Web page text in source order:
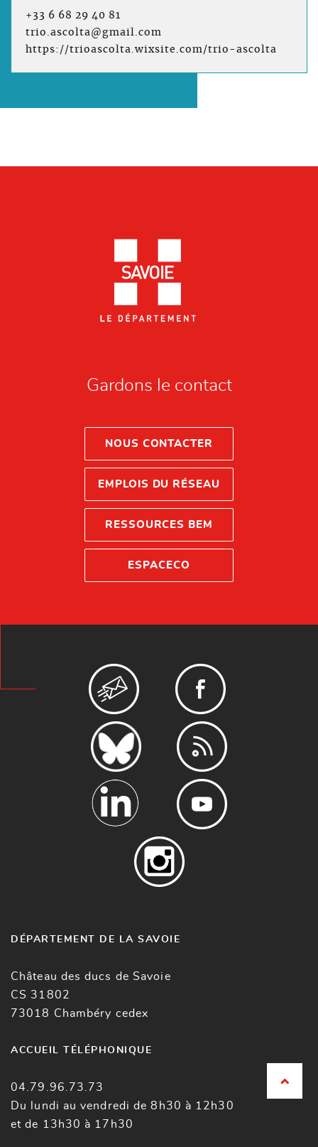
+33 6 68 29 40 81
trio.ascolta@gmail.com
https://trioascolta.wixsite.com/trio-ascolta
Gardons le contact
NOUS CONTACTER
EMPLOIS DU RÉSEAU
RESSOURCES BEM
ESPACECO
DÉPARTEMENT DE LA SAVOIE
Château des ducs de Savoie
CS 31802
73018 Chambéry cedex
ACCUEIL TÉLÉPHONIQUE
04.79.96.73.73
Du lundi au vendredi de 8h30 à 12h30
et de 13h30 à 17h30